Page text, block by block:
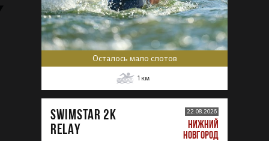
Осталось мало слотов
1 км
SWIMSTAR 2K
RELAY
22.08.2026
НИЖНИЙ
НОВГОРОД